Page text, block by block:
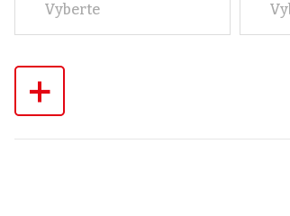
Vyberte
+